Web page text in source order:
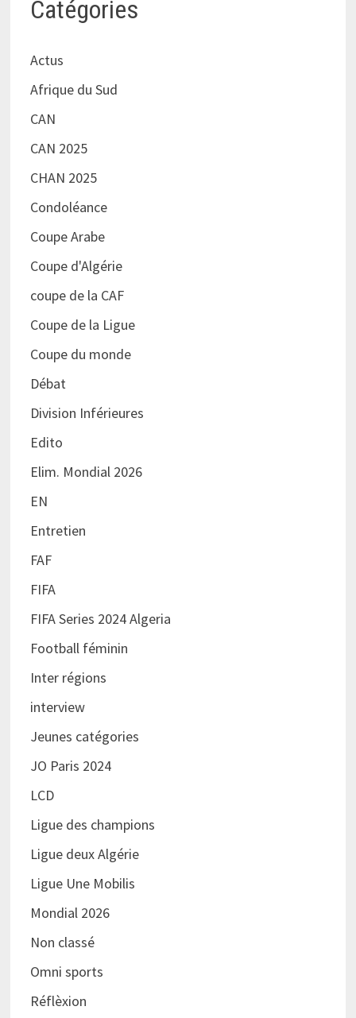
Catégories
Actus
Afrique du Sud
CAN
CAN 2025
CHAN 2025
Condoléance
Coupe Arabe
Coupe d'Algérie
coupe de la CAF
Coupe de la Ligue
Coupe du monde
Débat
Division Inférieures
Edito
Elim. Mondial 2026
EN
Entretien
FAF
FIFA
FIFA Series 2024 Algeria
Football féminin
Inter régions
interview
Jeunes catégories
JO Paris 2024
LCD
Ligue des champions
Ligue deux Algérie
Ligue Une Mobilis
Mondial 2026
Non classé
Omni sports
Réflèxion